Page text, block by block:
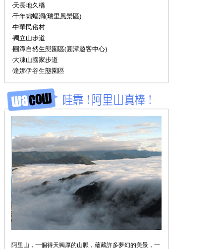
‧天長地久橋
‧千年蝙蝠洞(瑞里風景區)
‧中華民俗村
‧獨立山步道
‧圓潭自然生態園區(圓潭遊客中心)
‧大凍山國家步道
‧達娜伊谷生態園區
阿里山，一個得天獨厚的山脈，蘊藏許多夢幻的美景，一